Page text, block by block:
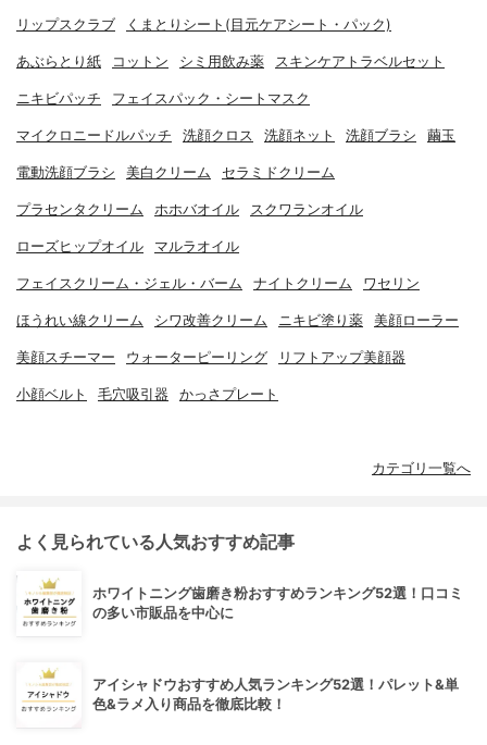
リップスクラブ くまとりシート(目元ケアシート・パック)
あぶらとり紙 コットン シミ用飲み薬 スキンケアトラベルセット
ニキビパッチ フェイスパック・シートマスク
マイクロニードルパッチ 洗顔クロス 洗顔ネット 洗顔ブラシ 繭玉
電動洗顔ブラシ 美白クリーム セラミドクリーム
プラセンタクリーム ホホバオイル スクワランオイル
ローズヒップオイル マルラオイル
フェイスクリーム・ジェル・バーム ナイトクリーム ワセリン
ほうれい線クリーム シワ改善クリーム ニキビ塗り薬 美顔ローラー
美顔スチーマー ウォーターピーリング リフトアップ美顔器
小顔ベルト 毛穴吸引器 かっさプレート
カテゴリ一覧へ
よく見られている人気おすすめ記事
ホワイトニング歯磨き粉おすすめランキング52選！口コミ
の多い市販品を中心に
アイシャドウおすすめ人気ランキング52選！パレット&単
色&ラメ入り商品を徹底比較！